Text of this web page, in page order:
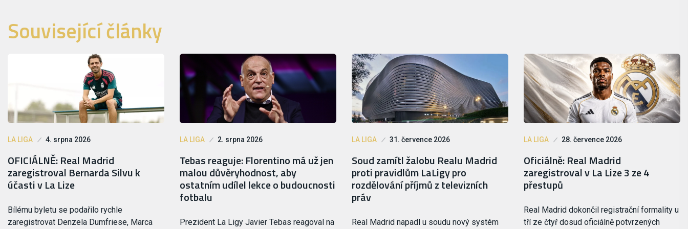
Související články
LA LIGA 4. srpna 2026
OFICIÁLNĚ: Real Madrid
zaregistroval Bernarda Silvu k
účasti v La Lize
Bílému byletu se podařilo rychle
zaregistrovat Denzela Dumfriese, Marca
LA LIGA 2. srpna 2026
Tebas reaguje: Florentino má už jen
malou důvěryhodnost, aby
ostatním udílel lekce o budoucnosti
fotbalu
Prezident La Ligy Javier Tebas reagoval na
LA LIGA 31. července 2026
Soud zamítl žalobu Realu Madrid
proti pravidlům LaLigy pro
rozdělování příjmů z televizních
práv
Real Madrid napadl u soudu nový systém
LA LIGA 28. července 2026
Oficiálně: Real Madrid
zaregistroval v La Lize 3 ze 4
přestupů
Real Madrid dokončil registrační formality u
tří ze čtyř dosud oficiálně potvrzených